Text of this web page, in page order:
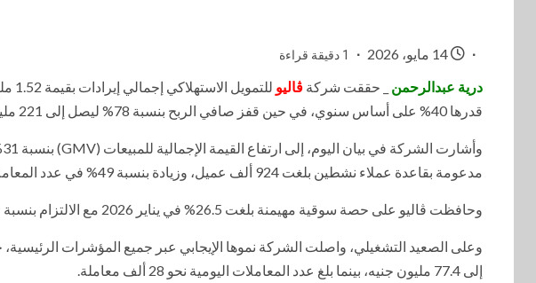
1 دقيقة قراءة
درية عبدالرحمن _ حققت شركة ڤاليو
قدرها 40% على أساس سنوي، في حين قفز صافي الربح بنسبة 78% ليصل إلى 221 مليون جنيه.
مدعومة بقاعدة عملاء نشطين بلغت 924 ألف عميل، وزيادة بنسبة 49% في عدد المعاملات لتصل إلى 2.53 مليون معاملة.
وحافظت ڤاليو على حصة سوقية مهيمنة بلغت 26.5% في يناير 2026 مع الالتزام بنسبة منخفضة للقروض المتعثرة (NPL) بلغت 1.24%.
وعلى الصعيد التشغيلي، واصلت الشركة نموها الإيجابي عبر جميع المؤشرات الرئيسية،
إلى 77.4 مليون جنيه، بينما بلغ عدد المعاملات اليومية نحو 28 ألف معاملة.